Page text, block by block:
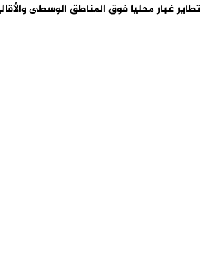
تطاير غبار محليا فوق المناطق الوسطى